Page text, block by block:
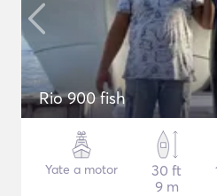
Rio 900 fish
Yate a motor
30 ft
9 m